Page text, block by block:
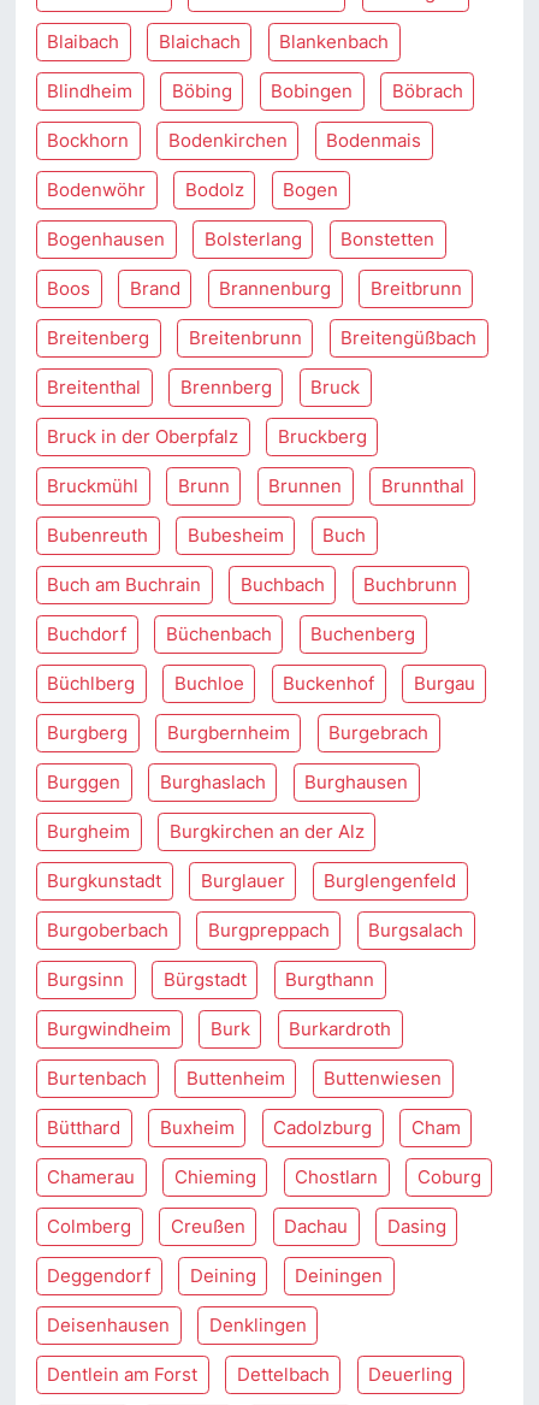
Blaibach Blaichach Blankenbach
Blindheim Böbing Bobingen Böbrach
Bockhorn Bodenkirchen Bodenmais
Bodenwöhr Bodolz Bogen
Bogenhausen Bolsterlang Bonstetten
Boos Brand Brannenburg Breitbrunn
Breitenberg Breitenbrunn Breitengüßbach
Breitenthal Brennberg Bruck
Bruck in der Oberpfalz Bruckberg
Bruckmühl Brunn Brunnen Brunnthal
Bubenreuth Bubesheim Buch
Buch am Buchrain Buchbach Buchbrunn
Buchdorf Büchenbach Buchenberg
Büchlberg Buchloe Buckenhof Burgau
Burgberg Burgbernheim Burgebrach
Burggen Burghaslach Burghausen
Burgheim Burgkirchen an der Alz
Burgkunstadt Burglauer Burglengenfeld
Burgoberbach Burgpreppach Burgsalach
Burgsinn Bürgstadt Burgthann
Burgwindheim Burk Burkardroth
Burtenbach Buttenheim Buttenwiesen
Bütthard Buxheim Cadolzburg Cham
Chamerau Chieming Chostlarn Coburg
Colmberg Creußen Dachau Dasing
Deggendorf Deining Deiningen
Deisenhausen Denklingen
Dentlein am Forst Dettelbach Deuerling